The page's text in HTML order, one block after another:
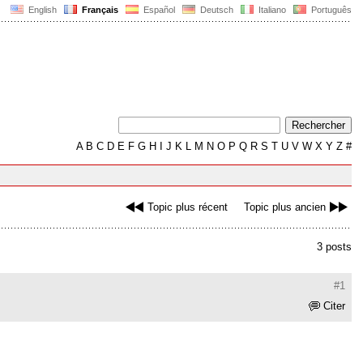
English Français Español Deutsch Italiano Português
AB C D E F G H J K L M N O P Q R S T U V W X Y Z #
Topic plus récent Topic plus ancien
3 posts
#1
Citer